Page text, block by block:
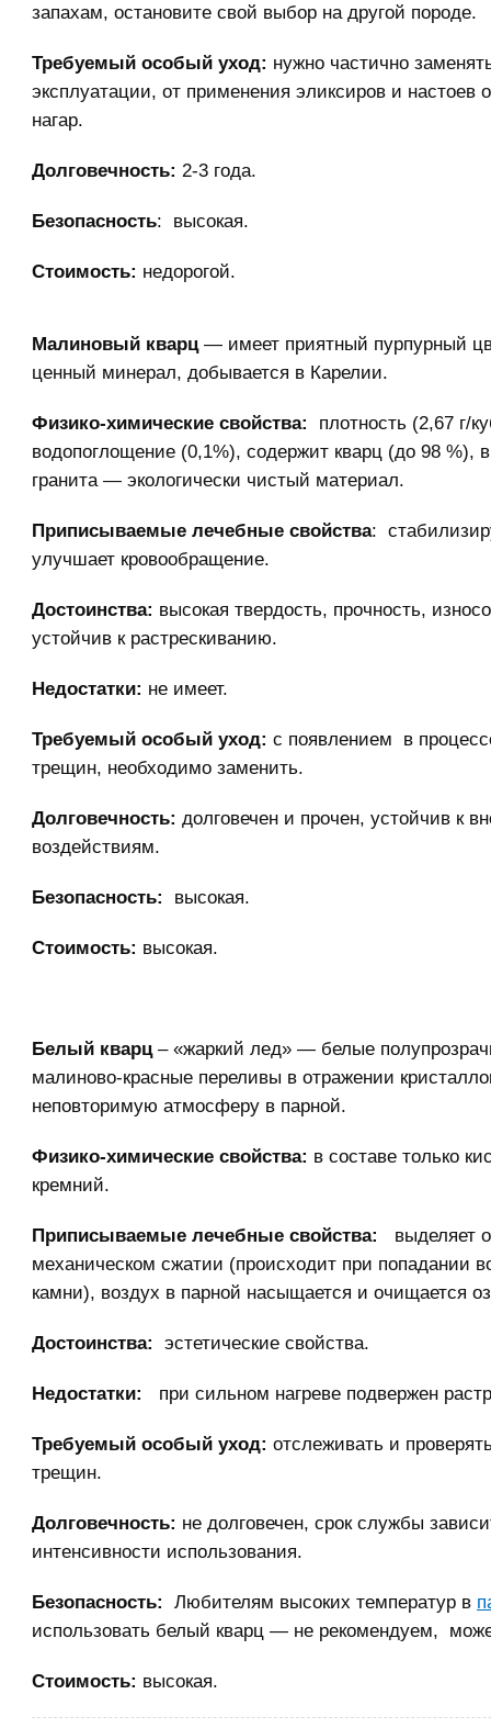
запахам, остановите свой выбор на другой породе.
Требуемый особый уход: нужно частично
эксплуатации, от применения эликсиров и настоев
нагар.
Долговечность: 2-3 года.
Безопасность: высокая.
Стоимость: недорогой.
Малиновый кварц— имеет приятный пурпурный
ценный минерал, добывается в Карелии.
Физико-химические свойства: плотность (2,67 г/
водопоглощение (0,1%), содержит кварц (до 98 %),
гранита — экологически чистый материал.
Приписываемые лечебные свойства:
улучшает кровообращение.
Достоинства: высокая твердость, прочность,
устойчив к растрескиванию.
Недостатки: не имеет.
Требуемый особый уход: с появлением в
трещин, необходимо заменить.
Долговечность: долговечен и прочен, устойчив к
воздействиям.
Безопасность: высокая.
Стоимость: высокая.
Белый кварц– «жаркий лед» — белые
малиново-красные переливы в отражении
неповторимую атмосферу в парной.
Физико-химические свойства: в составе только
кремний.
Приписываемые лечебные свойства: выделяет
механическом сжатии (происходит при попадании
камни), воздух в парной насыщается и очищается
Достоинства: эстетические свойства.
Недостатки: при сильном нагреве подвержен
Требуемый особый уход: отслеживать и
трещин.
Долговечность: не долговечен, срок службы
интенсивности использования.
Безопасность: Любителям высоких температур в
использовать белый кварц — не рекомендуем,
Стоимость: высокая.